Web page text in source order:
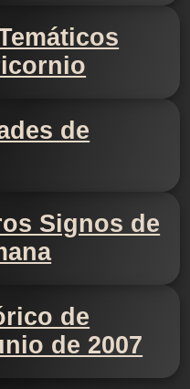
de
Signos de
de
de 2007